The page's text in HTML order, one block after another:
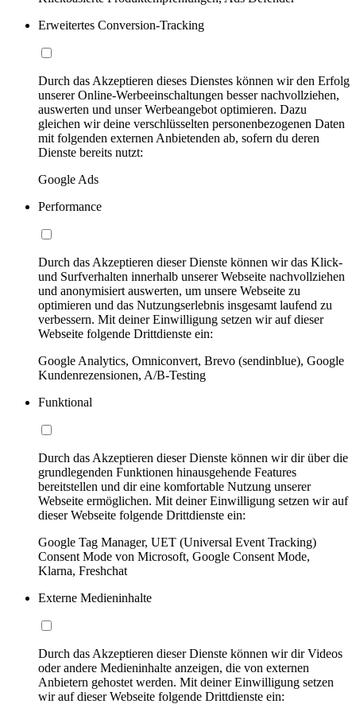
Erweitertes Conversion-Tracking
Durch das Akzeptieren dieses Dienstes können wir den Erfolg
unserer Online-Werbeeinschaltungen besser nachvollziehen,
auswerten und unser Werbeangebot optimieren. Dazu
gleichen wir deine verschlüsselten personenbezogenen Daten
mit folgenden externen Anbietenden ab, sofern du deren
Dienste bereits nutzt:
Google Ads
Performance
Durch das Akzeptieren dieser Dienste können wir das Klick-
und Surfverhalten innerhalb unserer Webseite nachvollziehen
und anonymisiert auswerten, um unsere Webseite zu
optimieren und das Nutzungserlebnis insgesamt laufend zu
verbessern. Mit deiner Einwilligung setzen wir auf dieser
Webseite folgende Drittdienste ein:
Google Analytics, Omniconvert, Brevo (sendinblue), Google
Kundenrezensionen, A/B-Testing
Funktional
Durch das Akzeptieren dieser Dienste können wir dir über die
grundlegenden Funktionen hinausgehende Features
bereitstellen und dir eine komfortable Nutzung unserer
Webseite ermöglichen. Mit deiner Einwilligung setzen wir auf
dieser Webseite folgende Drittdienste ein:
Google Tag Manager, UET (Universal Event Tracking)
Consent Mode von Microsoft, Google Consent Mode,
Klarna, Freshchat
Externe Medieninhalte
Durch das Akzeptieren dieser Dienste können wir dir Videos
oder andere Medieninhalte anzeigen, die von externen
Anbietern gehostet werden. Mit deiner Einwilligung setzen
wir auf dieser Webseite folgende Drittdienste ein: